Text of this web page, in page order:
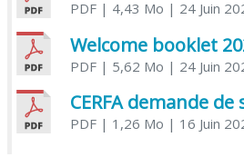
PDF| 4,43 Mo | 24 Juin
Welcome booklet
PDF| 5,62 Mo | 24 Juin
PDF| 1,26 Mo | 16 Juin